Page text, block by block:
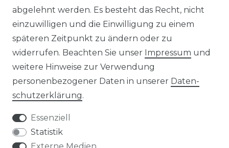
NEWSLETTER & KATALOG
MÖBEL AUFBAUANLEITUNGEN
ÜBER UNS
PHILOSOPHIE
abgelehnt werden. Es besteht das Recht, nicht
einzuwilligen und die Einwilligung zu einem
späteren Zeitpunkt zu ändern oder zu
widerrufen. Beachten Sie unser Impressum und
weitere Hinweise zur Verwendung
personenbezogener Daten in unserer Daten­
schutz­erklärung.
Essenziell
Statistik